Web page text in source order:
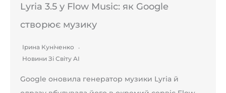
Lyria 3.5 у Flow Music: як Google
створює музику
Ірина Куніченко
Новини Зі Світу AI
Google оновила генератор музики Lyria й